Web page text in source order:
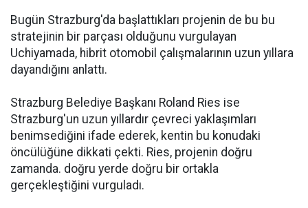
Bugün Strazburg'da başlattıkları projenin de bu bu
stratejinin bir parçası olduğunu vurgulayan
Uchiyamada, hibrit otomobil çalışmalarının uzun yıllara
dayandığını anlattı.
Strazburg Belediye Başkanı Roland Ries ise
Strazburg'un uzun yıllardır çevreci yaklaşımları
benimsediğini ifade ederek, kentin bu konudaki
öncülüğüne dikkati çekti. Ries, projenin doğru
zamanda. doğru yerde doğru bir ortakla
gerçekleştiğini vurguladı.